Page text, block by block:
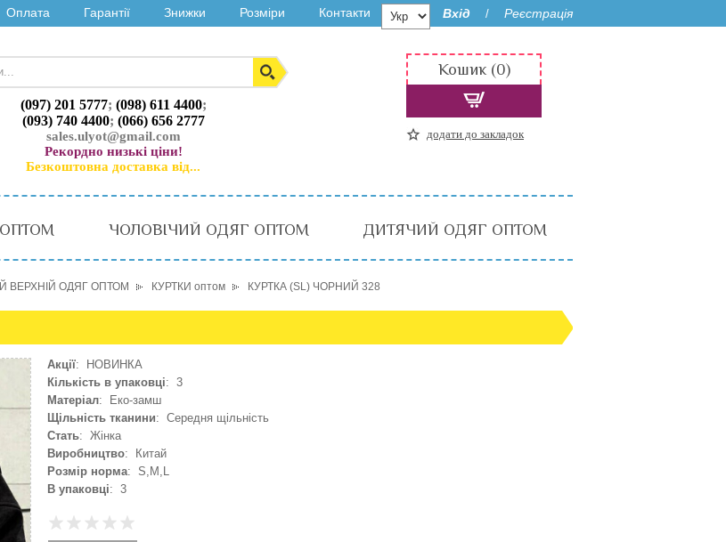
Оплата Гарантії Знижки Розміри Контакти Вхід / Реєстрація
(097) 201 5777; (098) 611 4400;
(093) 740 4400; (066) 656 2777
sales.ulyot@gmail.com
Рекордно низькі ціни!
Безкоштовна доставка від...
Кошик (0)
додати до закладок
ЧОЛОВІЧИЙ ОДЯГ ОПТОМ ДИТЯЧИЙ ОДЯГ ОПТОМ
ВЕРХНІЙ ОДЯГ ОПТОМ КУРТКИ оптом КУРТКА (SL) ЧОРНИЙ 328
Акції: НОВИНКА
Кількість в упаковці: 3
Матеріал: Еко-замш
Щільність тканини: Середня щільність
Стать: Жінка
Виробництво: Китай
Розмір норма: S,M,L
В упаковці: 3